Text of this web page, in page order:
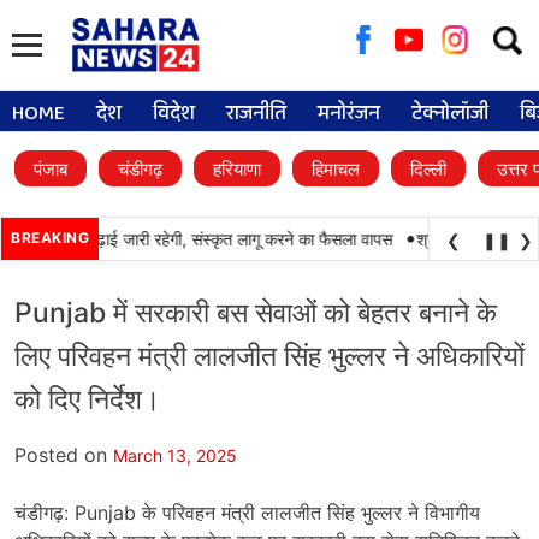
for:
HOME देश विदेश राजनीति मनोरंजन टेक्नोलॉजी
पंजाब चंडीगढ़ हरियाणा हिमाचल दिल्ली उत्तर
BREAKING
पंजाबी की पढ़ाई जारी रहेगी, संस्कृत लागू करने का फैसला वापस • श्री गुरु हरिकृष्ण
❮ ❚❚ ❯
Punjab में सरकारी बस सेवाओं को बेहतर बनाने के
लिए परिवहन मंत्री लालजीत सिंह भुल्लर ने अधिकारियों
को दिए निर्देश।
Posted on March 13, 2025
चंडीगढ़: Punjab के परिवहन मंत्री लालजीत सिंह भुल्लर ने विभागीय